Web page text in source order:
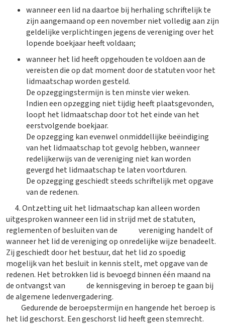
wanneer een lid na daartoe bij herhaling schriftelijk te
zijn aangemaand op een november niet volledig aan zijn
geldelijke verplichtingen jegens de vereniging over het
lopende boekjaar heeft voldaan;
wanneer het lid heeft opgehouden te voldoen aan de
vereisten die op dat moment door de statuten voor het
lidmaatschap worden gesteld.
De opzeggingstermijn is ten minste vier weken.
Indien een opzegging niet tijdig heeft plaatsgevonden,
loopt het lidmaatschap door tot het einde van het
eerstvolgende boekjaar.
De opzegging kan evenwel onmiddellijke beëindiging
van het lidmaatschap tot gevolg hebben, wanneer
redelijkerwijs van de vereniging niet kan worden
gevergd het lidmaatschap te laten voortduren.
De opzegging geschiedt steeds schriftelijk met opgave
van de redenen.
4. Ontzetting uit het lidmaatschap kan alleen worden
uitgesproken wanneer een lid in strijd met de statuten,
reglementen of besluiten van de vereniging handelt of
wanneer het lid de vereniging op onredelijke wijze benadeelt.
Zij geschiedt door het bestuur, dat het lid zo spoedig
mogelijk van het besluit in kennis stelt, met opgave van de
redenen. Het betrokken lid is bevoegd binnen één maand na
de ontvangst van de kennisgeving in beroep te gaan bij
de algemene ledenvergadering.
Gedurende de beroepstermijn en hangende het beroep is
het lid geschorst. Een geschorst lid heeft geen stemrecht.